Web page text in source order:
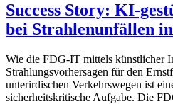
Success Story: KI-
bei Strahlenunfällen
Wie die FDG-IT mittels künstlicher
Strahlungsvorhersagen für den
unterirdischen Verkehrswegen ist
sicherheitskritische Aufgabe. Die